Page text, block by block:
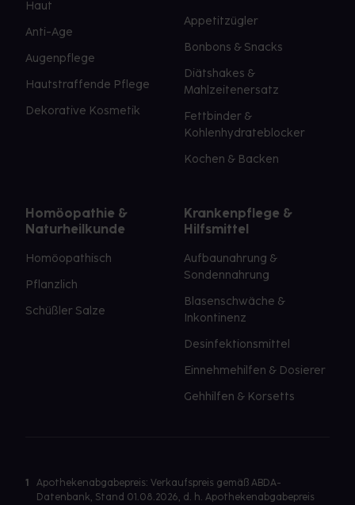
Haut
Anti-Age
Augenpflege
Hautstraffende Pflege
Dekorative Kosmetik
Appetitzügler
Bonbons & Snacks
Diätshakes &
Mahlzeitenersatz
Fettbinder &
Kohlenhydrateblocker
Kochen & Backen
Homöopathie &
Naturheilkunde
Homöopathisch
Pflanzlich
Schüßler Salze
Krankenpflege &
Hilfsmittel
Aufbaunahrung &
Sondennahrung
Blasenschwäche &
Inkontinenz
Desinfektionsmittel
Einnehmehilfen & Dosierer
Gehhilfen & Korsetts
1
Apothekenabgabepreis: Verkaufspreis gemäß ABDA-
Datenbank, Stand 01.08.2026, d. h. Apothekenabgabepreis